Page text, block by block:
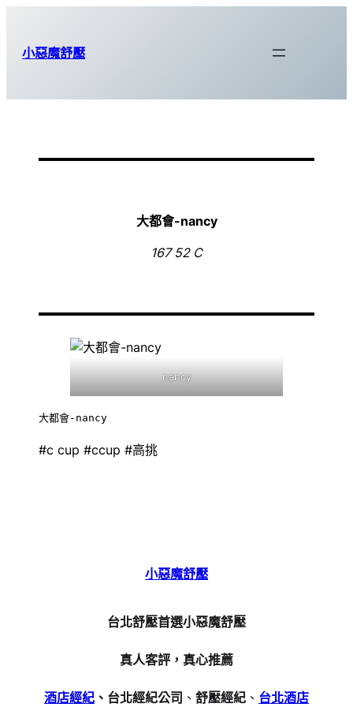
小惡魔舒壓
大都會-nancy
167 52 C
nancy
大都會-nancy
#c cup #ccup #高挑
小惡魔舒壓
台北舒壓首選小惡魔舒壓
真人客評，真心推薦
酒店經紀 、台北經紀公司 、 舒壓經紀 、 台北酒店